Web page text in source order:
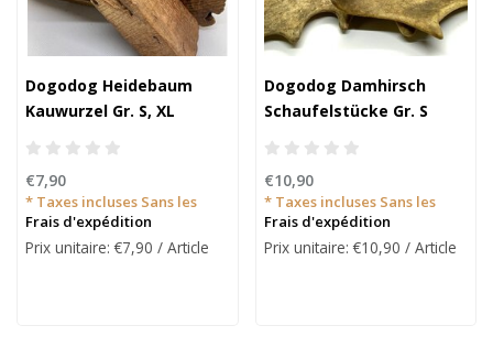
Dogodog Heidebaum
Kauwurzel Gr. S, XL
€7,90
* Taxes incluses Sans les
Frais d'expédition
Prix unitaire: €7,90 / Article
Dogodog Damhirsch
Schaufelstücke Gr. S
oder L.
€10,90
* Taxes incluses Sans les
Frais d'expédition
Prix unitaire: €10,90 / Article